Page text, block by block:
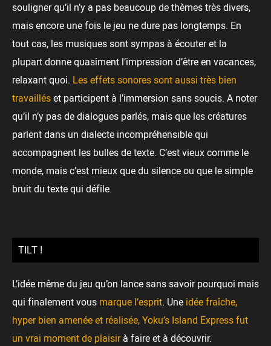
souligner qu’il n’y a pas beaucoup de thèmes très divers,
mais encore une fois le jeu ne dure pas longtemps. En
tout cas, les musiques sont sympas à écouter et la
plupart donne quasiment l’impression d’être en vacances,
relaxant quoi. Les effets sonores sont aussi très bien
travailléset participent à l’immersion sans soucis. A noter
qu’il n’y pas de dialogues parlés, mais que les créatures
parlent dans un dialecte incompréhensible qui
accompagnent les bulles de texte. C’est vieux comme le
monde, mais c’est mieux que du silence ou que le simple
bruit du texte qui défile.
TILT !
L’idée même du jeu qu’on lance sans savoir pourquoi mais
qui finalement vous marque l’esprit. Une idée fraîche,
hyper bien amenée et réalisée, Yoku’s Island Express fut
un vrai moment de plaisirà faire et à découvrir.